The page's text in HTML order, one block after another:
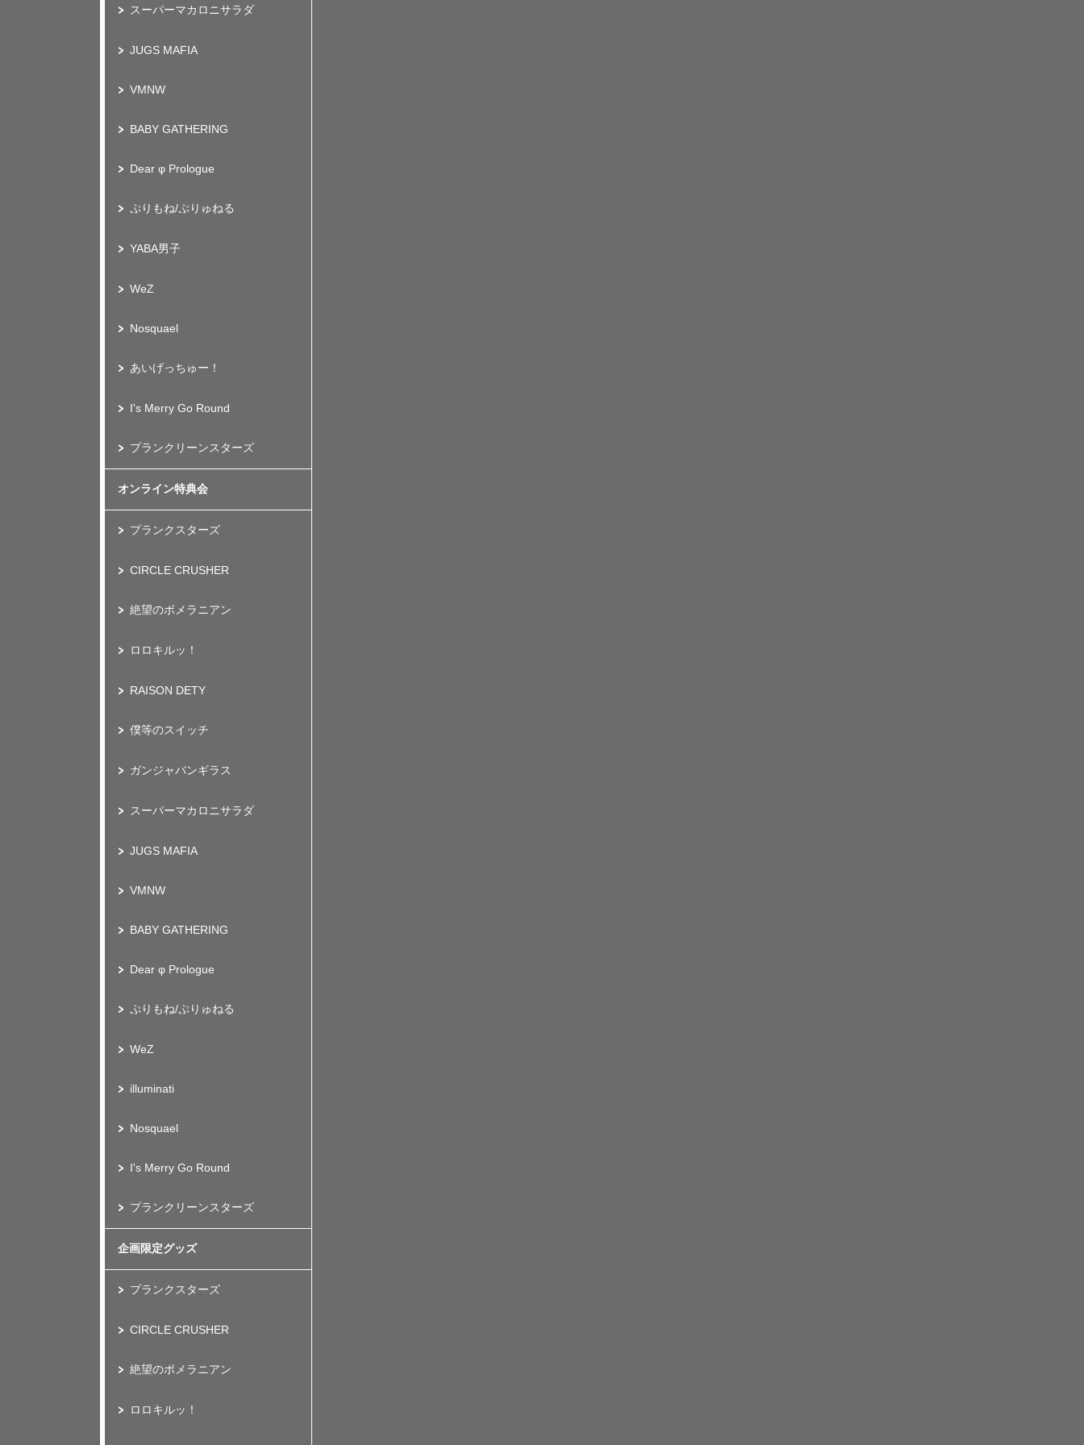
スーパーマカロニサラダ
JUGS MAFIA
VMNW
BABY GATHERING
Dear φ Prologue
ぷりもね/ぷりゅねる
YABA男子
WeZ
Nosquael
あいげっちゅー！
I's Merry Go Round
プランクリーンスターズ
オンライン特典会
プランクスターズ
CIRCLE CRUSHER
絶望のポメラニアン
ロロキルッ！
RAISON DETY
僕等のスイッチ
ガンジャバンギラス
スーパーマカロニサラダ
JUGS MAFIA
VMNW
BABY GATHERING
Dear φ Prologue
ぷりもね/ぷりゅねる
WeZ
illuminati
Nosquael
I's Merry Go Round
プランクリーンスターズ
企画限定グッズ
プランクスターズ
CIRCLE CRUSHER
絶望のポメラニアン
ロロキルッ！